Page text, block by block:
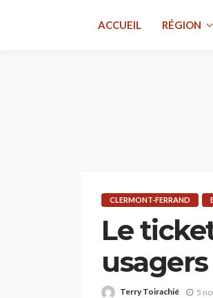
ACCUEIL RÉGION
CLERMONT-FERRAND
Le
Terry Toirachié 5